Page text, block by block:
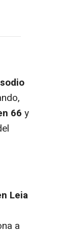
66 y
Leia
a